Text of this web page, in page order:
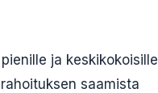
ja keskikokoisille
saamista